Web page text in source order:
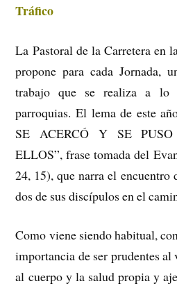
Tráfico
La Pastoral de la Carretera en
propone para cada Jornada,
trabajo que se realiza a
parroquias. El lema de este
SE ACERCÓ Y SE
ELLOS”, frase tomada del
24, 15), que narra el encuentro
dos de sus discípulos en el
Como viene siendo habitual,
importancia de ser prudentes al
al cuerpo y la salud propia y